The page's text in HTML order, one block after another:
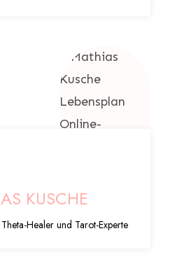
KUSCHE
Healer und Tarot-Experte